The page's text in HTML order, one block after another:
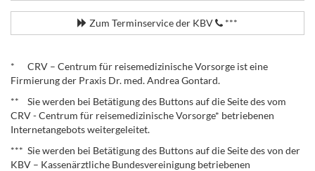
Zum Terminservice der KBV ***
* CRV – Centrum für reisemedizinische Vorsorge ist eine
Firmierung der Praxis Dr. med. Andrea Gontard.
** Sie werden bei Betätigung des Buttons auf die Seite des vom
CRV - Centrum für reisemedizinische Vorsorge* betriebenen
Internetangebots weitergeleitet.
*** Sie werden bei Betätigung des Buttons auf die Seite des von der
KBV – Kassenärztliche Bundesvereinigung betriebenen